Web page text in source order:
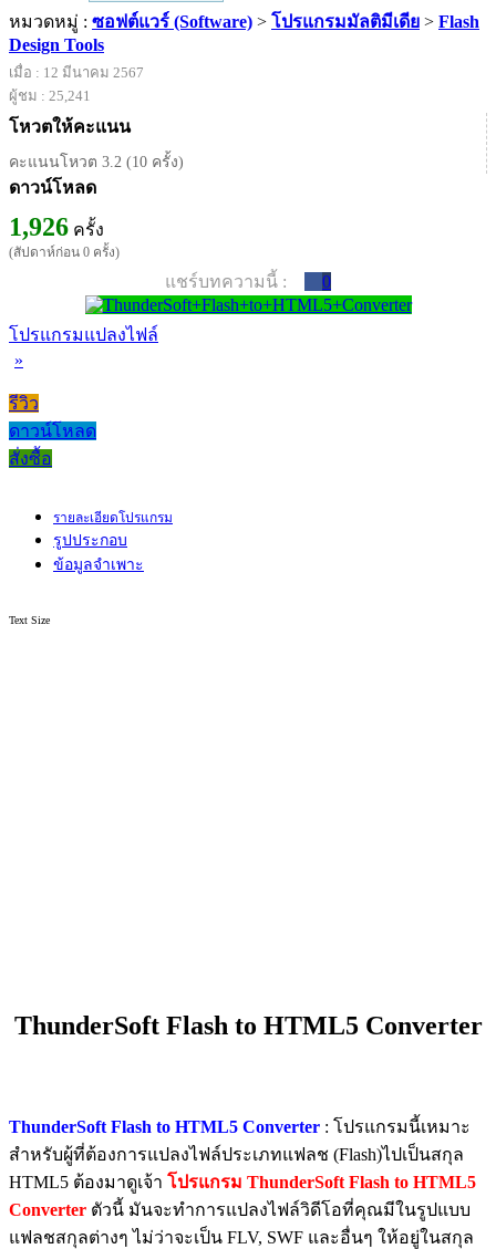
หมวดหมู่ : ซอฟต์แวร์ (Software) > โปรแกรมมัลติมีเดีย > Flash
Design Tools
เมื่อ : 12 มีนาคม 2567
ผู้ชม : 25,241
โหวตให้คะแนน
คะแนนโหวต 3.2 (10 ครั้ง)
ดาวน์โหลด
1,926 ครั้ง
(สัปดาห์ก่อน 0 ครั้ง)
แชร์บทความนี้ : 0
โปรแกรมแปลงไฟล์
»
รีวิว
ดาวน์โหลด
สั่งซื้อ
รายละเอียดโปรแกรม
รูปประกอบ
ข้อมูลจำเพาะ
Text Size
ThunderSoft Flash to HTML5 Converter
ThunderSoft Flash to HTML5 Converter : โปรแกรมนี้เหมาะ
สำหรับผู้ที่ต้องการแปลงไฟล์ประเภทแฟลช (Flash)ไปเป็นสกุล
HTML5 ต้องมาดูเจ้า โปรแกรม ThunderSoft Flash to HTML5
Converter ตัวนี้ มันจะทำการแปลงไฟล์วิดีโอที่คุณมีในรูปแบบ
แฟลชสกุลต่างๆ ไม่ว่าจะเป็น FLV, SWF และอื่นๆ ให้อยู่ในสกุล